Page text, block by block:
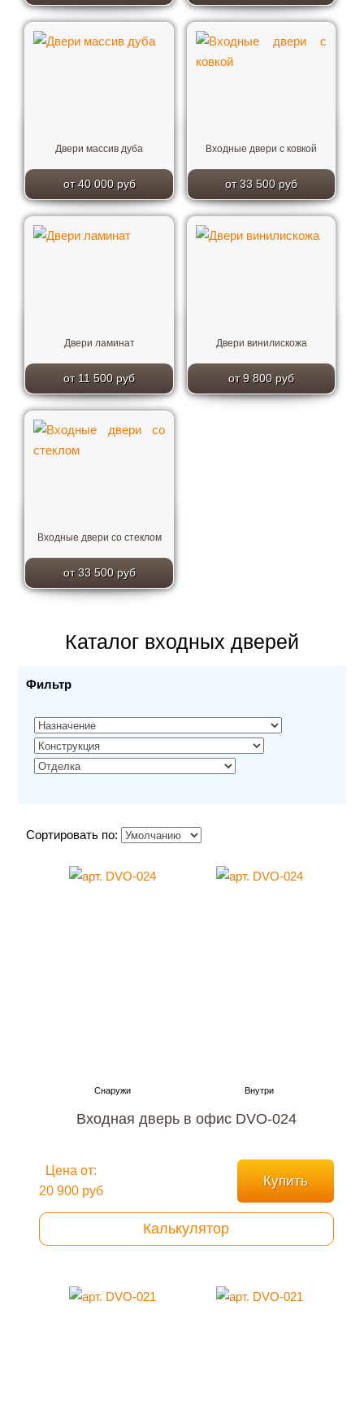
Двери массив дуба
от 40 000 руб
Входные двери с ковкой
от 33 500 руб
Двери ламинат
от 11 500 руб
Двери винилискожа
от 9 800 руб
Входные двери со стеклом
от 33 500 руб
Каталог входных дверей
Фильтр
Сортировать по:
Входная дверь в офис DVO-024
Цена от:
20 900 руб
Купить
Калькулятор